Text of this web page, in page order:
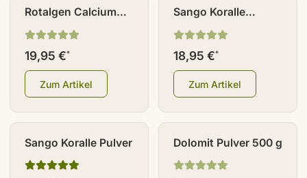
Rotalgen Calcium
Pulver 250 g
19,95 €*
Zum Artikel
Sango Koralle
Kapseln 180 Stück
18,95 €*
Zum Artikel
Sango Koralle Pulver Dolomit Pulver 500 g